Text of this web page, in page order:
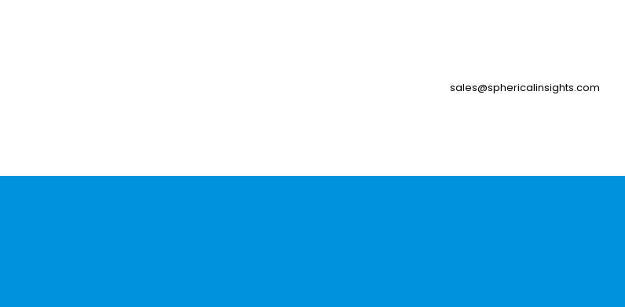
sales@sphericalinsights.com